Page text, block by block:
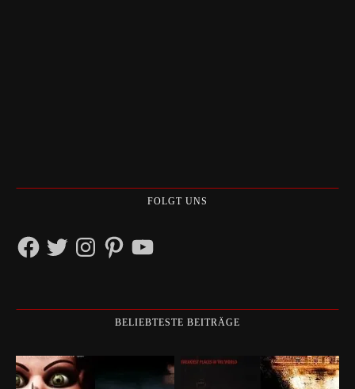
FOLGT UNS
FacebookTwitterInstagramPinterestYouTube
BELIEBTESTE BEITRÄGE